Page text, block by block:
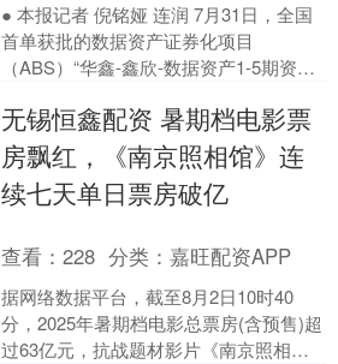
● 本报记者 倪铭娅 连润 7月31日，全国
首单获批的数据资产证券化项目
（ABS）“华鑫-鑫欣-数据资产1-5期资产
式发行设....
无锡恒鑫配资 暑期档电影票
房飘红，《南京照相馆》连
续七天单日票房破亿
查看：228 分类：嘉旺配资APP
据网络数据平台，截至8月2日10时40
分，2025年暑期档电影总票房(含预售)超
过63亿元，抗战题材影片《南京照相